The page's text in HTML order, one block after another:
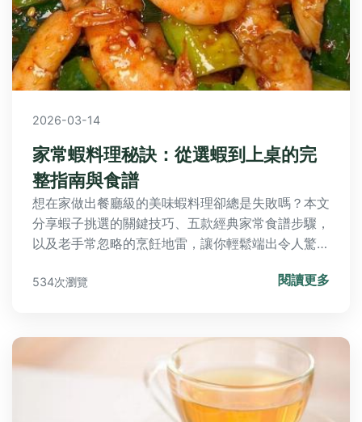
2026-03-14
家常蝦料理秘訣：從選蝦到上桌的完
整指南與食譜
想在家做出餐廳級的美味蝦料理卻總是失敗嗎？本文
分享蝦子挑選的關鍵技巧、五款經典家常食譜步驟，
以及老手常忽略的烹飪地雷，讓你輕鬆端出令人驚豔
534次瀏覽 閱讀更多